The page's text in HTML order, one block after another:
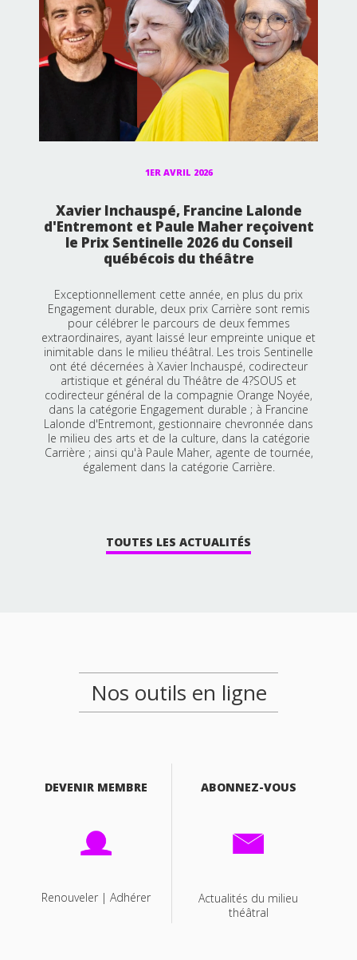
1ER AVRIL 2026
Xavier Inchauspé, Francine Lalonde
d'Entremont et Paule Maher reçoivent
le Prix Sentinelle 2026 du Conseil
québécois du théâtre
Exceptionnellement cette année, en plus du prix
Engagement durable, deux prix Carrière sont remis
pour célébrer le parcours de deux femmes
extraordinaires, ayant laissé leur empreinte unique et
inimitable dans le milieu théâtral. Les trois Sentinelle
ont été décernées à Xavier Inchauspé, codirecteur
artistique et général du Théâtre de 4?SOUS et
codirecteur général de la compagnie Orange Noyée,
dans la catégorie Engagement durable ; à Francine
Lalonde d'Entremont, gestionnaire chevronnée dans
le milieu des arts et de la culture, dans la catégorie
Carrière ; ainsi qu'à Paule Maher, agente de tournée,
également dans la catégorie Carrière.
TOUTES LES ACTUALITÉS
Nos outils en ligne
DEVENIR MEMBRE
Renouveler | Adhérer
ABONNEZ-VOUS
Actualités du milieu
théâtral